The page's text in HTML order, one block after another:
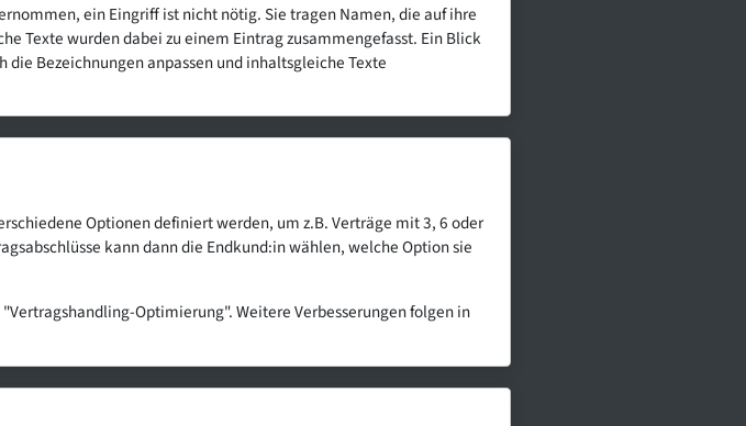
ein Eingriff ist nicht nötig. Sie tragen Namen, die auf ihre
Texte wurden dabei zu einem Eintrag zusammengefasst. Ein Blick
Bezeichnungen anpassen und inhaltsgleiche Texte
Optionen definiert werden, um z.B. Verträge mit 3, 6 oder
kann dann die Endkund:in wählen, welche Option sie
Optimierung". Weitere Verbesserungen folgen in